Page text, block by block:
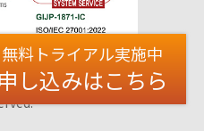
無料トライアル実施中
し込みはこちら
JAPAN Co., Ltd. All Rights